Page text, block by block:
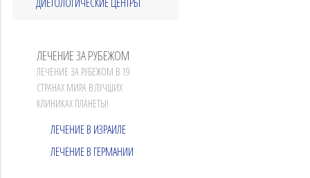
ЛЕЧЕНИЕ ЗА РУБЕЖОМ
ЛЕЧЕНИЕ ЗА РУБЕЖОМ В 19
СТРАНАХ МИРА В ЛУЧШИХ
КЛИНИКАХ ПЛАНЕТЫ!
ЛЕЧЕНИЕ В ИЗРАИЛЕ
ЛЕЧЕНИЕ В ГЕРМАНИИ